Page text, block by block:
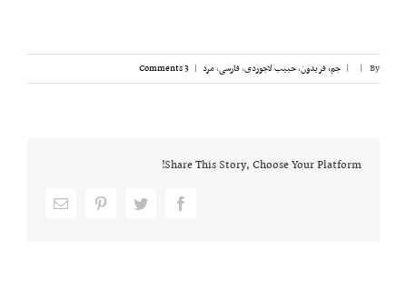
By
|
| جم، فریدون,حبیب لاجوردی,فارسی,مرد |
3 Comments
Share This Story, Choose Your Platform!
facebook
twitter
pinterest
Email